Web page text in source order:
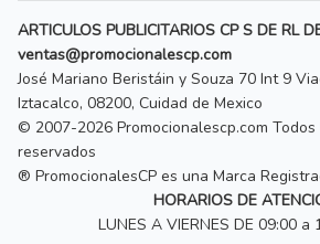
ARTICULOS PUBLICITARIOS CP S DE RL
ventas@promocionalescp.com
José Mariano Beristáin y Souza 70 Int 9
Iztacalco, 08200, Cuidad de Mexico
© 2007-2026 Promocionalescp.com
reservados
® PromocionalesCP es una Marca
HORARIOS DE
LUNES A VIERNES DE 09:00 a